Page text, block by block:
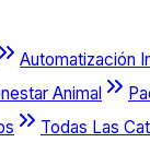
Automatización
Animal
Todas Las